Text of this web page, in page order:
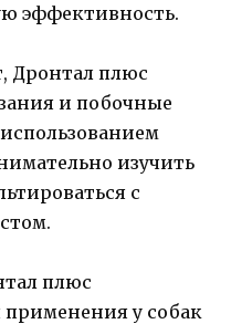
эффективность.
Дронтал плюс
и побочные
изучить
с
плюс
применения у собак